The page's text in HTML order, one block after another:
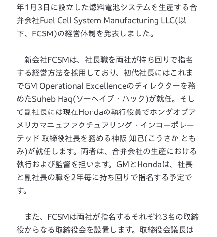
年1月3日に設立した燃料電池システムを生産する合
弁会社Fuel Cell System Manufacturing LLC(以
下、FCSM)の経営体制を発表しました。
新会社FCSMは、社長職を両社が持ち回りで指名
する経営方法を採用しており、初代社長にはこれま
でGM Operational Excellenceのディレクターを務
めたSuheb Haq(ソーヘイブ・ハック)が就任。そし
て副社長には現在Hondaの執行役員でホンダオブア
メリカマニュファクチュアリング・インコーポレー
テッド 取締役社長を務める神阪 知己(こうさか とも
み)が就任します。両者は、合弁会社の生産における
執行および監督を担います。GMとHondaは、社長
と副社長の職を2年毎に持ち回りで指名する予定で
す。
また、FCSMは両社が指名するそれぞれ3名の取締
役からなる取締役会を設置します。取締役会議長は